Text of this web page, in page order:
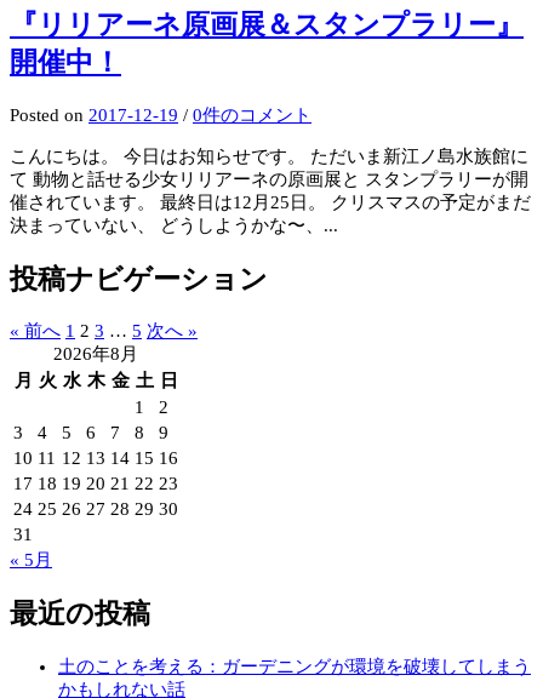
『リリアーネ原画展＆スタンプラリー』
開催中！
Posted on 2017-12-19 / 0件のコメント
こんにちは。 今日はお知らせです。 ただいま新江ノ島水族館に
て 動物と話せる少女リリアーネの原画展と スタンプラリーが開
催されています。 最終日は12月25日。 クリスマスの予定がまだ
決まっていない、 どうしようかな〜、...
投稿ナビゲーション
« 前へ 1 2 3 … 5 次へ »
2026年8月
月
火 水 木 金 土 日
1
2
3
4 5 6 7 8
9
10 11 12 13 14 15 16
17 18 19 20 21 22 23
24 25 26 27 28 29 30
31
« 5月
最近の投稿
土のことを考える：ガーデニングが環境を破壊してしまう
かもしれない話